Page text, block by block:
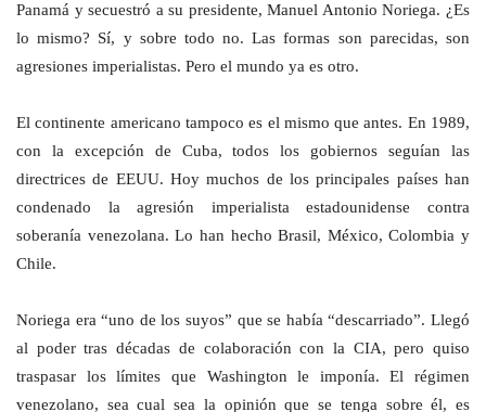
Panamá y secuestró a su presidente, Manuel Antonio Noriega. ¿Es
lo mismo? Sí, y sobre todo no. Las formas son parecidas, son
agresiones imperialistas. Pero el mundo ya es otro.
El continente americano tampoco es el mismo que antes. En 1989,
con la excepción de Cuba, todos los gobiernos seguían las
directrices de EEUU. Hoy muchos de los principales países han
condenado la agresión imperialista estadounidense contra
soberanía venezolana. Lo han hecho Brasil, México, Colombia y
Chile.
Noriega era “uno de los suyos” que se había “descarriado”. Llegó
al poder tras décadas de colaboración con la CIA, pero quiso
traspasar los límites que Washington le imponía. El régimen
venezolano, sea cual sea la opinión que se tenga sobre él, es